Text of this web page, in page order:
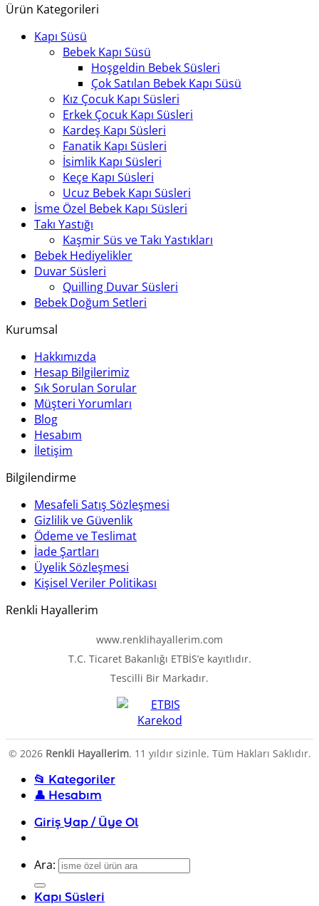
Ürün Kategorileri
Kapı Süsü
Bebek Kapı Süsü
Hoşgeldin Bebek Süsleri
Çok Satılan Bebek Kapı Süsü
Kız Çocuk Kapı Süsleri
Erkek Çocuk Kapı Süsleri
Kardeş Kapı Süsleri
Fanatik Kapı Süsleri
İsimlik Kapı Süsleri
Keçe Kapı Süsleri
Ucuz Bebek Kapı Süsleri
İsme Özel Bebek Kapı Süsleri
Takı Yastığı
Kaşmir Süs ve Takı Yastıkları
Bebek Hediyelikler
Duvar Süsleri
Quilling Duvar Süsleri
Bebek Doğum Setleri
Kurumsal
Hakkımızda
Hesap Bilgilerimiz
Sık Sorulan Sorular
Müşteri Yorumları
Blog
Hesabım
İletişim
Bilgilendirme
Mesafeli Satış Sözleşmesi
Gizlilik ve Güvenlik
Ödeme ve Teslimat
İade Şartları
Üyelik Sözleşmesi
Kişisel Veriler Politikası
Renkli Hayallerim
www.renklihayallerim.com
T.C. Ticaret Bakanlığı ETBİS’e kayıtlıdır.
Tescilli Bir Markadır.
© 2026 Renkli Hayallerim. 11 yıldır sizinle. Tüm Hakları Saklıdır.
📂 Kategoriler
👤 Hesabım
Giriş Yap / Üye Ol
Ara:
Kapı Süsleri